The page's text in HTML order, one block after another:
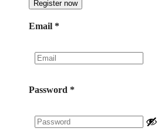
Email *
Password *